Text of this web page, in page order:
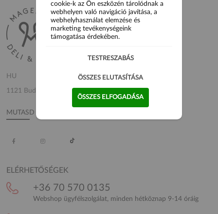
HU
1121 Budapest, Mártonhegyi út 23.
MUTASD A TÉRKÉPEN
ELÉRHETŐSÉGEK
+36 70 570 0135
Webshop ügyfélszolgálat, minden hétköznap 9-14 óráig
cookie-k az Ön eszközén tárolódnak a
webhelyen való navigáció javítása, a
webhelyhasználat elemzése és
marketing tevékenységeink
támogatása érdekében.
TESTRESZABÁS
ÖSSZES ELUTASÍTÁSA
ÖSSZES ELFOGADÁSA